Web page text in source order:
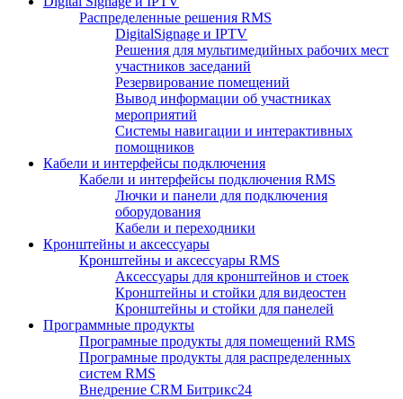
Распределенные решения RMS
DigitalSignage и IPTV
Решения для мультимедийных рабочих мест
участников заседаний
Резервирование помещений
Вывод информации об участниках
мероприятий
Системы навигации и интерактивных
помощников
Кабели и интерфейсы подключения
Кабели и интерфейсы подключения RMS
Лючки и панели для подключения
оборудования
Кабели и переходники
Кронштейны и аксессуары
Кронштейны и аксессуары RMS
Аксессуары для кронштейнов и стоек
Кронштейны и стойки для видеостен
Кронштейны и стойки для панелей
Программные продукты
Програмные продукты для помещений RMS
Програмные продукты для распределенных
систем RMS
Внедрение CRM Битрикс24